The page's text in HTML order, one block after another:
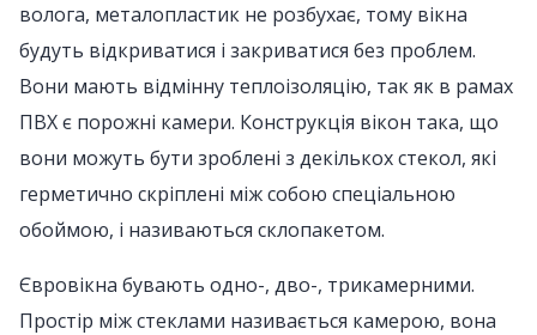
волога, металопластик не розбухає, тому вікна
будуть відкриватися і закриватися без проблем.
Вони мають відмінну теплоізоляцію, так як в рамах
ПВХ є порожні камери. Конструкція вікон така, що
вони можуть бути зроблені з декількох стекол, які
герметично скріплені між собою спеціальною
обоймою, і називаються склопакетом.
Євровікна бувають одно-, дво-, трикамерними.
Простір між стеклами називається камерою, вона